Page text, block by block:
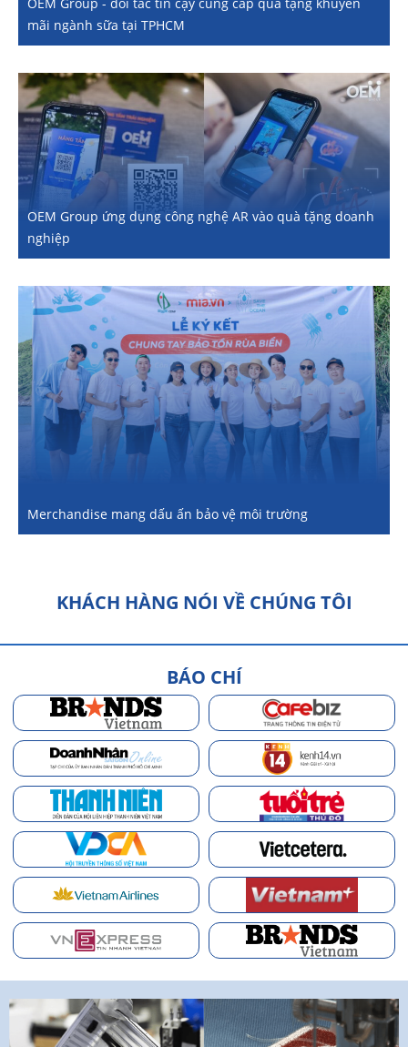
OEM Group - đối tác tin cậy cung cấp quà tặng khuyến
mãi ngành sữa tại TPHCM
OEM Group ứng dụng công nghệ AR vào quà tặng doanh
nghiệp
Merchandise mang dấu ấn bảo vệ môi trường
KHÁCH HÀNG NÓI VỀ CHÚNG TÔI
BÁO CHÍ